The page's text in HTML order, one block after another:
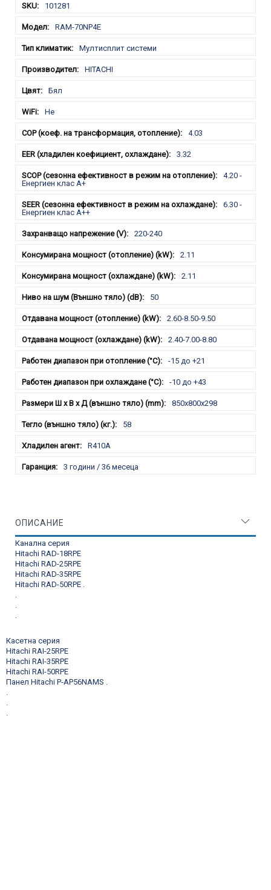
101281
RAM-70NP4E
Мултисплит системи
HITACHI
Бял
Не
4.03
3.32
4.20 -
Енергиен клас А+
6.30 -
Енергиен клас A++
220-240
2.11
2.11
50
2.60-8.50-9.50
2.40-7.00-8.80
-15 до +21
-10 до +43
850x800x298
58
R410A
3 години / 36 месеца
ОПИСАНИЕ
Канална серия
Hitachi RAD-18RPE
Hitachi RAD-25RPE
Hitachi RAD-35RPE
Hitachi RAD-50RPE
Касетна серия
Hitachi RAI-25RPE
Hitachi RAI-35RPE
Hitachi RAI-50RPE
Панел Hitachi P-AP56NAMS